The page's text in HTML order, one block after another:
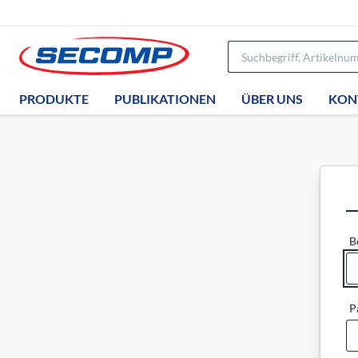
PRODUKTE PUBLIKATIONEN ÜBER UNS